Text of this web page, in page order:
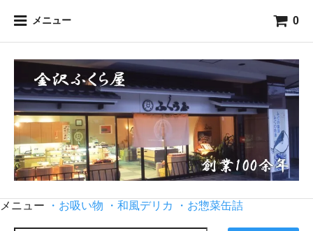
メニュー 0
メニュー ・お吸い物 ・和風デリカ ・お惣菜缶詰